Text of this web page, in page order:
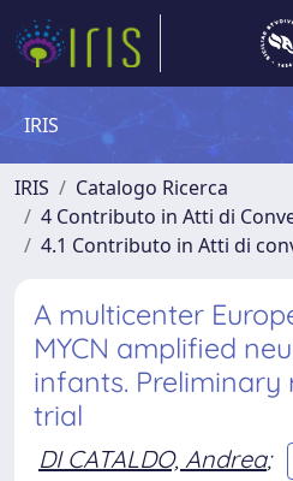
IRIS
IRIS
Catalogo Ricerca
4 Contributo in Atti di
4.1 Contributo in Atti di
A multicenter
MYCN amplified
infants. Preliminary
trial
DI CATALDO, Andrea;